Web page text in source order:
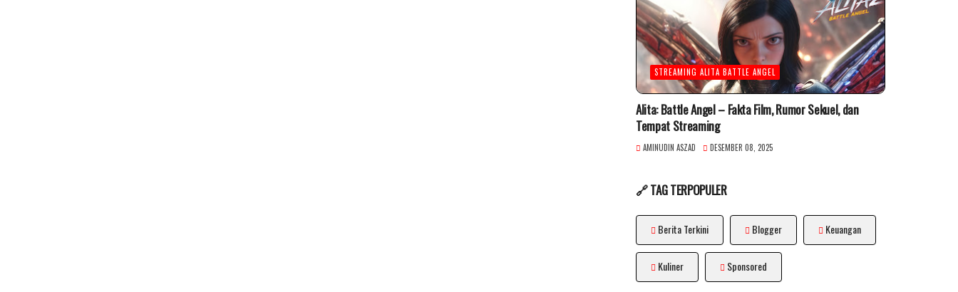
STREAMING ALITA BATTLE ANGEL
Alita: Battle Angel – Fakta Film, Rumor Sekuel, dan
Tempat Streaming
AMINUDIN ASZAD DESEMBER 08, 2025
🔗 TAG TERPOPULER
Berita Terkini Blogger Keuangan
Kuliner Sponsored